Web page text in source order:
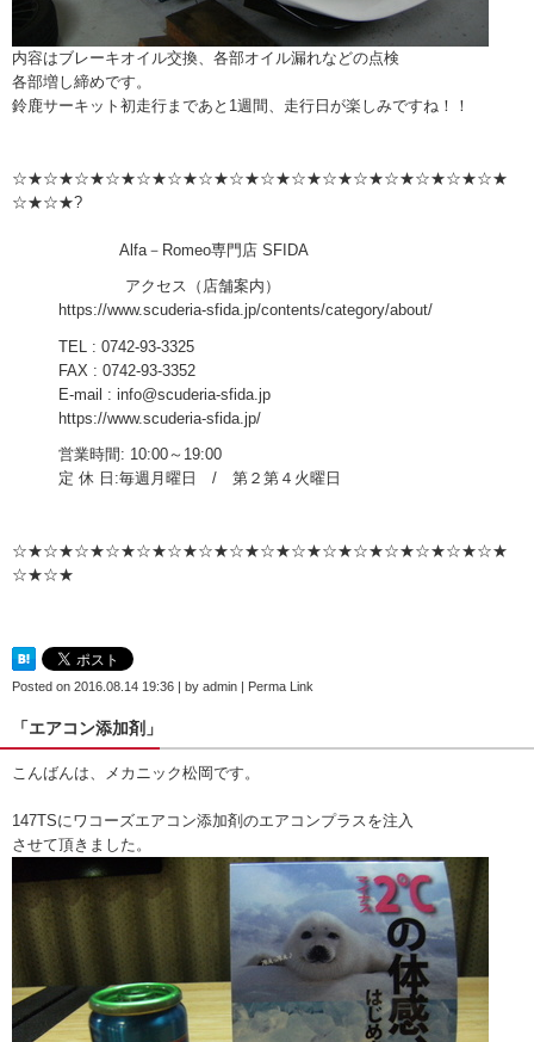
内容はブレーキオイル交換、各部オイル漏れなどの点検
各部増し締めです。
鈴鹿サーキット初走行まであと1週間、走行日が楽しみですね！！
☆★☆★☆★☆★☆★☆★☆★☆★☆★☆★☆★☆★☆★☆★☆★☆★
☆★☆★?
Alfa－Romeo専門店 SFIDA
アクセス（店舗案内）
https://www.scuderia-sfida.jp/contents/category/about/
TEL : 0742-93-3325
FAX : 0742-93-3352
E-mail : info@scuderia-sfida.jp
https://www.scuderia-sfida.jp/
営業時間: 10:00～19:00
定 休 日:毎週月曜日 / 第２第４火曜日
☆★☆★☆★☆★☆★☆★☆★☆★☆★☆★☆★☆★☆★☆★☆★☆★
☆★☆★
Posted on 2016.08.14 19:36 | by admin | Perma Link
「エアコン添加剤」
こんばんは、メカニック松岡です。
147TSにワコーズエアコン添加剤のエアコンプラスを注入
させて頂きました。